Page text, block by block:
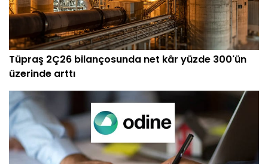
Tüpraş 2Ç26 bilançosunda net kâr yüzde 300'ün
üzerinde arttı